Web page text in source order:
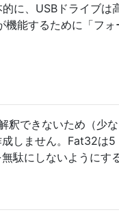
に、USBドライブは
能するために「フ
釈できないため（少
しません。Fat32は
駄にしないように